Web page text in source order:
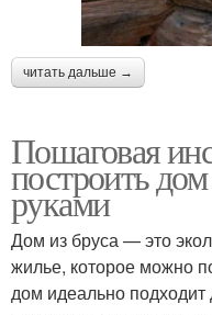
читать дальше →
Пошаговая
построить
руками
Дом из бруса — это
жилье, которое можно
дом идеально подходит